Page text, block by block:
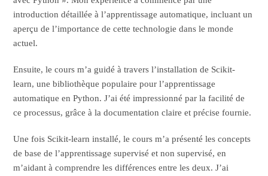
introduction détaillée à l’apprentissage automatique, incluant un
aperçu de l’importance de cette technologie dans le monde
actuel.
Ensuite, le cours m’a guidé à travers l’installation de Scikit-
learn, une bibliothèque populaire pour l’apprentissage
automatique en Python. J’ai été impressionné par la facilité de
ce processus, grâce à la documentation claire et précise fournie.
Une fois Scikit-learn installé, le cours m’a présenté les concepts
de base de l’apprentissage supervisé et non supervisé, en
m’aidant à comprendre les différences entre les deux. J’ai